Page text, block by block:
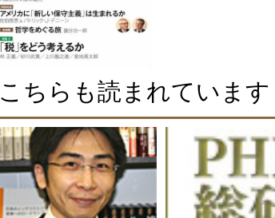
こちらも読まれています